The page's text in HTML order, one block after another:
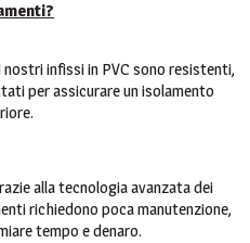
infissi in PVC sono resistenti,
per assicurare un isolamento
alla tecnologia avanzata dei
richiedono poca manutenzione,
tempo e denaro.